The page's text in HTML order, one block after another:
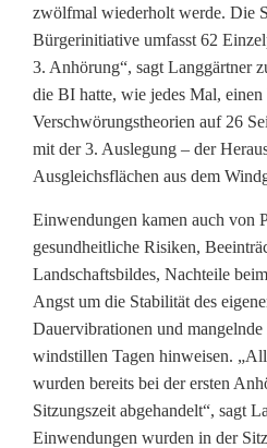
zwölfmal wiederholt werde. Die
Bürgerinitiative umfasst 62
3. Anhörung“, sagt Langgärtner
die BI hatte, wie jedes Mal, einen
Verschwörungstheorien auf 26
mit der 3. Auslegung – der
Ausgleichsflächen aus dem
Einwendungen kamen auch von
gesundheitliche Risiken,
Landschaftsbildes, Nachteile
Angst um die Stabilität des
Dauervibrationen und mangelnde
windstillen Tagen hinweisen.
wurden bereits bei der ersten
Sitzungszeit abgehandelt“, sagt
Einwendungen wurden in der